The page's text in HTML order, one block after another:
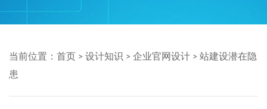
当前位置： 首页 > 设计知识 > 企业官网设计 > 站建设潜在隐
患